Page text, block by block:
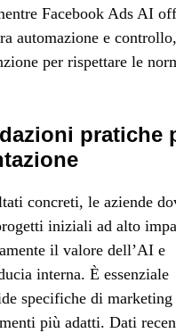
Facebook Ads AI
automazione e
per rispettare le
pratiche
concreti, le aziende
iniziali ad alto
il valore dell’AI e
interna. È essenziale
specifiche di
più adatti. Dati